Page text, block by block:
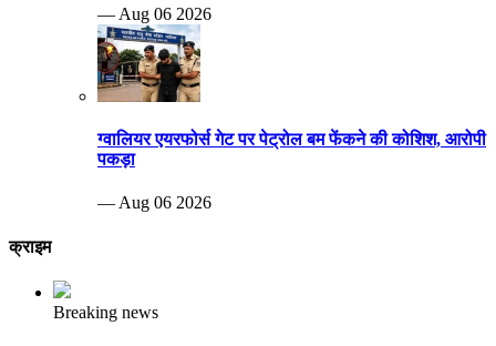
— Aug 06 2026
ग्वालियर एयरफोर्स गेट पर पेट्रोल बम फेंकने की कोशिश, आरोपी
पकड़ा
— Aug 06 2026
क्राइम
Breaking news